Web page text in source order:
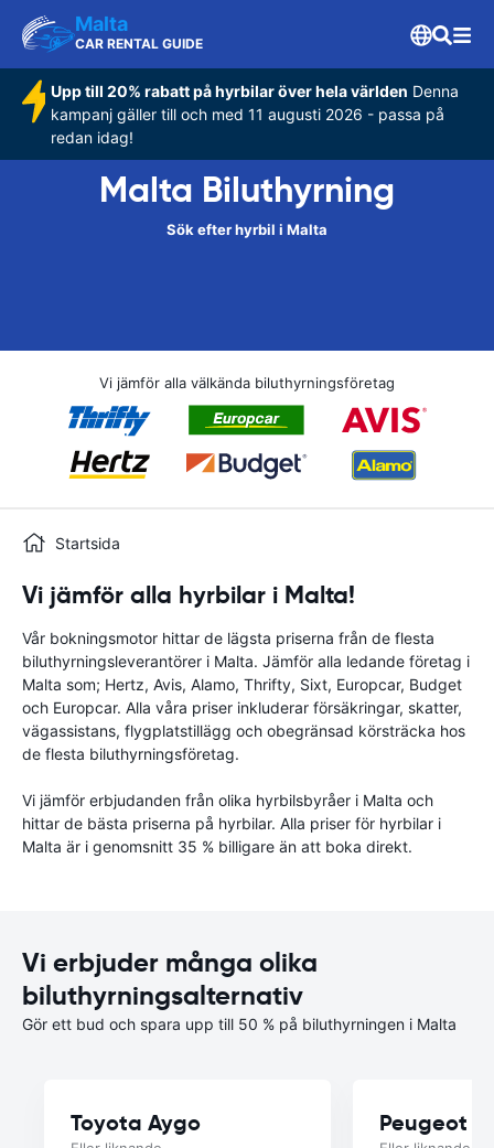
Malta
CAR RENTAL GUIDE
Upp till 20% rabatt på hyrbilar över hela världen Denna
kampanj gäller till och med 11 augusti 2026 - passa på
redan idag!
Malta Biluthyrning
Sök efter hyrbil i Malta
Vi jämför alla välkända biluthyrningsföretag
Startsida
Vi jämför alla hyrbilar i Malta!
Vår bokningsmotor hittar de lägsta priserna från de flesta
biluthyrningsleverantörer i Malta. Jämför alla ledande företag i
Malta som; Hertz, Avis, Alamo, Thrifty, Sixt, Europcar, Budget
och Europcar. Alla våra priser inkluderar försäkringar, skatter,
vägassistans, flygplatstillägg och obegränsad körsträcka hos
de flesta biluthyrningsföretag.
Vi jämför erbjudanden från olika hyrbilsbyråer i Malta och
hittar de bästa priserna på hyrbilar. Alla priser för hyrbilar i
Malta är i genomsnitt 35 % billigare än att boka direkt.
Vi erbjuder många olika
biluthyrningsalternativ
Gör ett bud och spara upp till 50 % på biluthyrningen i Malta
Toyota Aygo Peugeot